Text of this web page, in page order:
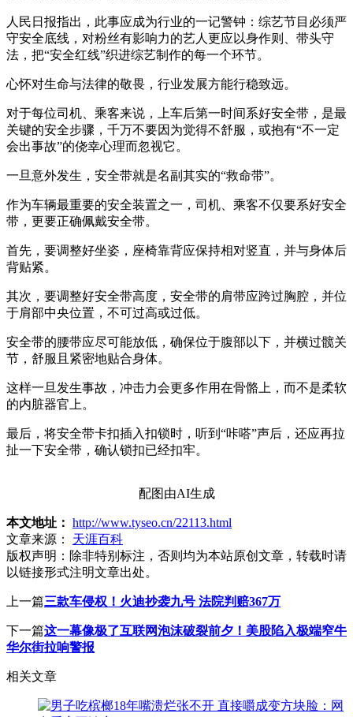
人民日报指出，此事应成为行业的一记警钟：综艺节目必须严
守安全底线，对粉丝有影响力的艺人更应以身作则、带头守
法，把“安全红线”织进综艺制作的每一个环节。
心怀对生命与法律的敬畏，行业发展方能行稳致远。
对于每位司机、乘客来说，上车后第一时间系好安全带，是最
关键的安全步骤，千万不要因为觉得不舒服，或抱有“不一定
会出事故”的侥幸心理而忽视它。
一旦意外发生，安全带就是名副其实的“救命带”。
作为车辆最重要的安全装置之一，司机、乘客不仅要系好安全
带，更要正确佩戴安全带。
首先，要调整好坐姿，座椅靠背应保持相对竖直，并与身体后
背贴紧。
其次，要调整好安全带高度，安全带的肩带应跨过胸腔，并位
于肩部中央位置，不可过高或过低。
安全带的腰带应尽可能放低，确保位于腹部以下，并横过髋关
节，舒服且紧密地贴合身体。
这样一旦发生事故，冲击力会更多作用在骨骼上，而不是柔软
的内脏器官上。
最后，将安全带卡扣插入扣锁时，听到“咔嗒”声后，还应再拉
扯一下安全带，确认锁扣已经扣牢。
配图由AI生成
本文地址： http://www.tyseo.cn/22113.html
文章来源：
天涯百科
版权声明： 除非特别标注，否则均为本站原创文章，转载时请
以链接形式注明文章出处。
上一篇三款车侵权！火迪抄袭九号 法院判赔367万
下一篇这一幕像极了互联网泡沫破裂前夕！美股陷入极端窄牛
华尔街拉响警报
相关文章